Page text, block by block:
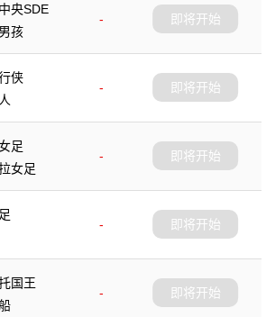
央SDE
-
孩
即将开始
侠
-
即将开始
足
-
女足
即将开始
-
即将开始
国王
-
即将开始